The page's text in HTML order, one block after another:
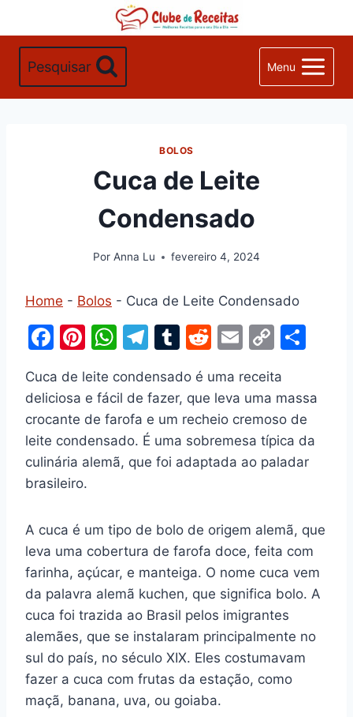
Conteúdo
Pesquisar Menu
BOLOS
Cuca de Leite
Condensado
Por Anna Lu fevereiro 4, 2024
Home - Bolos - Cuca de Leite Condensado
F
c
e
b
o
o
Pi
er
e
st
W
at
s
A
p
T
e
gr
a
m
T
m
bl
r
R
d
di
t
E
ai
l
C
p
y
Li
n
ar
e
Cuca de leite condensado é uma receita
deliciosa e fácil de fazer, que leva uma massa
crocante de farofa e um recheio cremoso de
leite condensado. É uma sobremesa típica da
culinária alemã, que foi adaptada ao paladar
brasileiro.
A cuca é um tipo de bolo de origem alemã, que
leva uma cobertura de farofa doce, feita com
farinha, açúcar, e manteiga. O nome cuca vem
da palavra alemã kuchen, que significa bolo. A
cuca foi trazida ao Brasil pelos imigrantes
alemães, que se instalaram principalmente no
sul do país, no século XIX. Eles costumavam
fazer a cuca com frutas da estação, como
maçã, banana, uva, ou goiaba.